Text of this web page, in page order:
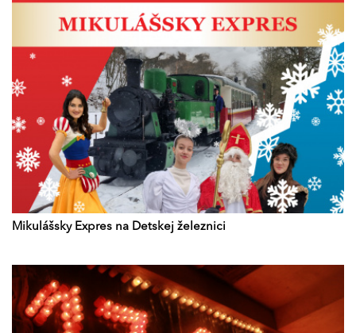
Mikulášsky Expres na Detskej železnici